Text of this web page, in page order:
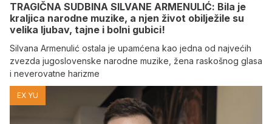
TRAGIČNA SUDBINA SILVANE ARMENULIĆ: Bila je
kraljica narodne muzike, a njen život obilježile su
velika ljubav, tajne i bolni gubici!
Silvana Armenulić ostala je upamćena kao jedna od najvećih
zvezda jugoslovenske narodne muzike, žena raskošnog glasa
i neverovatne harizme
EX YU